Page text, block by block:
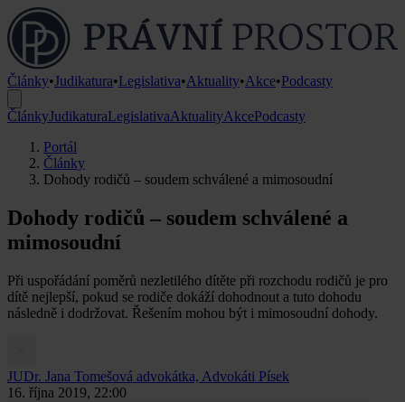
Články•Judikatura•Legislativa•Aktuality•Akce•Podcasty
ČlánkyJudikaturaLegislativaAktualityAkcePodcasty
Portál
Články
Dohody rodičů – soudem schválené a mimosoudní
Dohody rodičů – soudem schválené a
mimosoudní
Při uspořádání poměrů nezletilého dítěte při rozchodu rodičů je pro
dítě nejlepší, pokud se rodiče dokáží dohodnout a tuto dohodu
následně i dodržovat. Řešením mohou být i mimosoudní dohody.
JUDr. Jana Tomešová advokátka, Advokáti Písek
16. října 2019, 22:00